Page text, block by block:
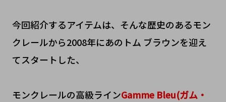
今回紹介するアイテムは、そんな歴史のあるモン
クレールから2008年にあのトム ブラウンを迎え
てスタートした、
モンクレールの高級ラインGamme Bleu(ガム・